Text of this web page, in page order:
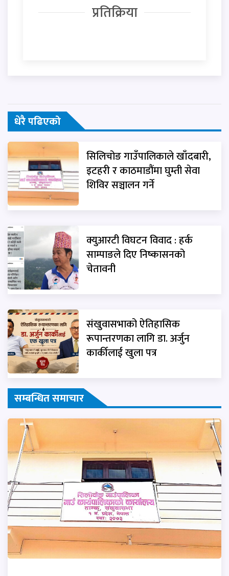
प्रतिक्रिया
धेरै पढिएको
सिलिचोङ गाउँपालिकाले खाँदबारी,
इटहरी र काठमाडौंमा घुम्ती सेवा
शिविर सञ्चालन गर्ने
क्युआरटी विघटन विवाद : हर्क
साम्पाङले दिए निष्कासनको
चेतावनी
संखुवासभाको ऐतिहासिक
रूपान्तरणका लागि डा. अर्जुन
कार्कीलाई खुला पत्र
सम्बन्धित समाचार